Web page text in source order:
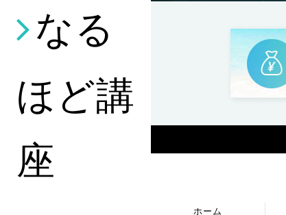
なる
ほど講
座
ホーム